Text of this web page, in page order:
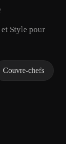
et Style pour
Couvre-chefs